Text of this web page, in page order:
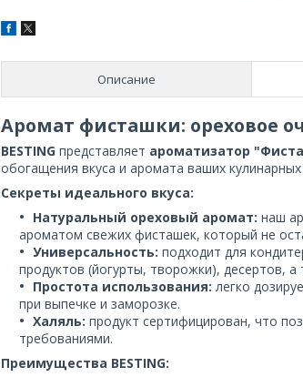
Описание
Аромат фисташки: ореховое
BESTING представляет ароматизатор
обогащения вкуса и аромата ваших
Секреты идеального вкуса:
Натуральный ореховый аромат: наш
ароматом свежих фисташек, который не
Универсальность: подходит для
продуктов (йогурты, творожки), десертов,
Простота использования: легко
при выпечке и заморозке.
Халяль: продукт сертифицирован, что
требованиями.
Преимущества BESTING: